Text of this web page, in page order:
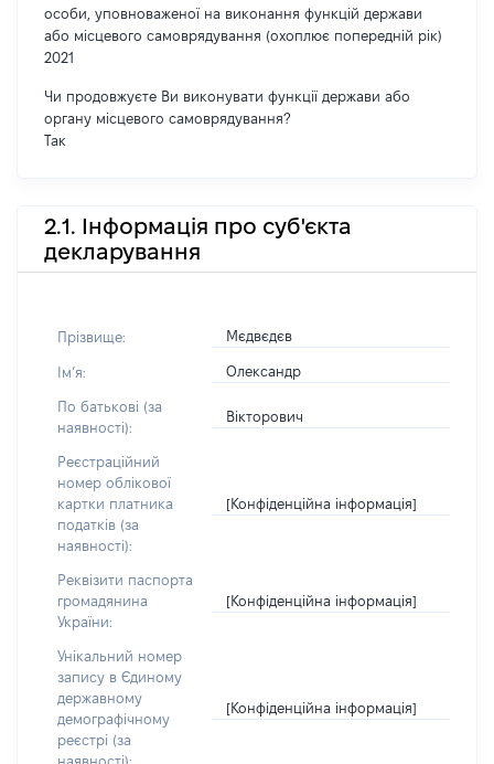
особи, уповноваженої на виконання функцій держави
або місцевого самоврядування (охоплює попередній рік)
2021
Чи продовжуєте Ви виконувати функції держави або
органу місцевого самоврядування?
Так
2.1. Інформація про суб'єкта
декларування
Прізвище: Мєдвєдєв
Імʼя: Олександр
По батькові (за
наявності):
Вікторович
Реєстраційний
номер облікової
картки платника
податків (за
наявності):
[Конфіденційна інформація]
Реквізити паспорта
громадянина
України:
[Конфіденційна інформація]
Унікальний номер
запису в Єдиному
державному
демографічному
реєстрі (за
наявності):
[Конфіденційна інформація]